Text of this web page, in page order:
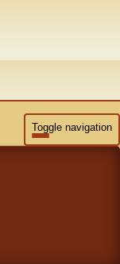
Toggle navigation